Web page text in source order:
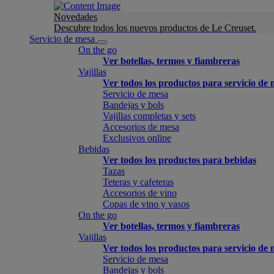
Novedades
Descubre todos los nuevos productos de Le Creuset.
Servicio de mesa
On the go
Ver botellas, termos y fiambreras
Vajillas
Ver todos los productos para servicio de
Servicio de mesa
Bandejas y bols
Vajillas completas y sets
Accesorios de mesa
Exclusivos online
Bebidas
Ver todos los productos para bebidas
Tazas
Teteras y cafeteras
Accesorios de vino
Copas de vino y vasos
On the go
Ver botellas, termos y fiambreras
Vajillas
Ver todos los productos para servicio de
Servicio de mesa
Bandejas y bols